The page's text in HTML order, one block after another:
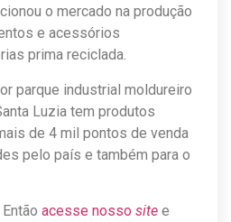
o mercado na produção
e acessórios
prima reciclada.
parque industrial moldureiro
Luzia tem produtos
de 4 mil pontos de venda
pelo país e também para o
acesse nosso site e